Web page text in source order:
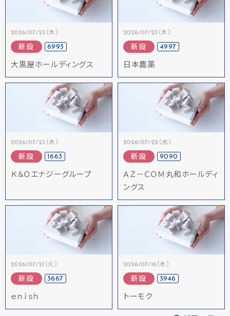
2026/07/23（木）
新設 6993
大黒屋ホールディングス
2026/07/23（木）
新設 4997
日本農薬
2026/07/23（木）
新設 1663
Ｋ＆Ｏエナジーグループ
2026/07/22（水）
新設 9090
ＡＺ－ＣＯＭ丸和ホールディ
ングス
2026/07/21（火）
新設 3667
ｅｎｉｓｈ
2026/07/16（木）
新設 3946
トーモク